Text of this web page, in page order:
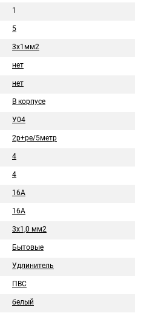
1
5
3х1мм2
нет
нет
В корпусе
У04
2р+pе/5метр
4
4
16А
16A
3х1,0 мм2
Бытовые
Удлинитель
ПВС
белый